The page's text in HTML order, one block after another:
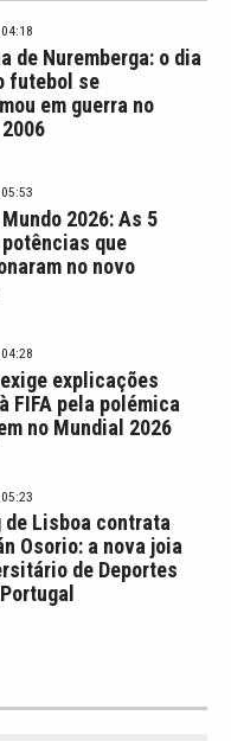
de Nuremberga: o dia
futebol se
em guerra no
2026: As 5
que
no novo
explicações
FIFA pela polémica
no Mundial 2026
de Lisboa contrata
Osorio: a nova joia
de Deportes